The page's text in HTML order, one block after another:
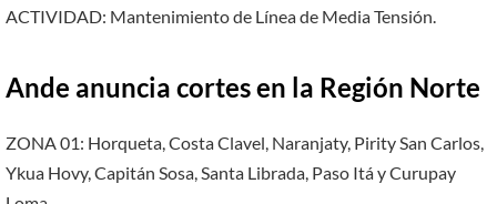
ACTIVIDAD: Mantenimiento de Línea de Media Tensión.
Ande anuncia cortes en la Región Norte
ZONA 01: Horqueta, Costa Clavel, Naranjaty, Pirity San Carlos,
Ykua Hovy, Capitán Sosa, Santa Librada, Paso Itá y Curupay